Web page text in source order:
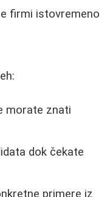
firmi istovremeno
morate znati
dok čekate
primere iz